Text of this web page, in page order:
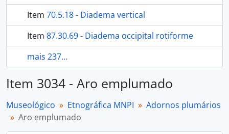
Item 70.5.18 - Diadema vertical
Item 87.30.69 - Diadema occipital rotiforme
mais 237...
Item 3034 - Aro emplumado
Museológico Etnográfica MNPI
Adornos plumários
Aro emplumado